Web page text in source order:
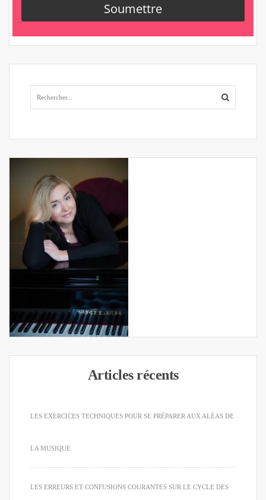
Articles récents
LES EXERCICES TECHNIQUES POUR SE PRÉPARER AUX ALÉAS DE
LA MUSIQUE
LES ERREURS ET CONFUSIONS COURANTES SUR LE CYCLE DES